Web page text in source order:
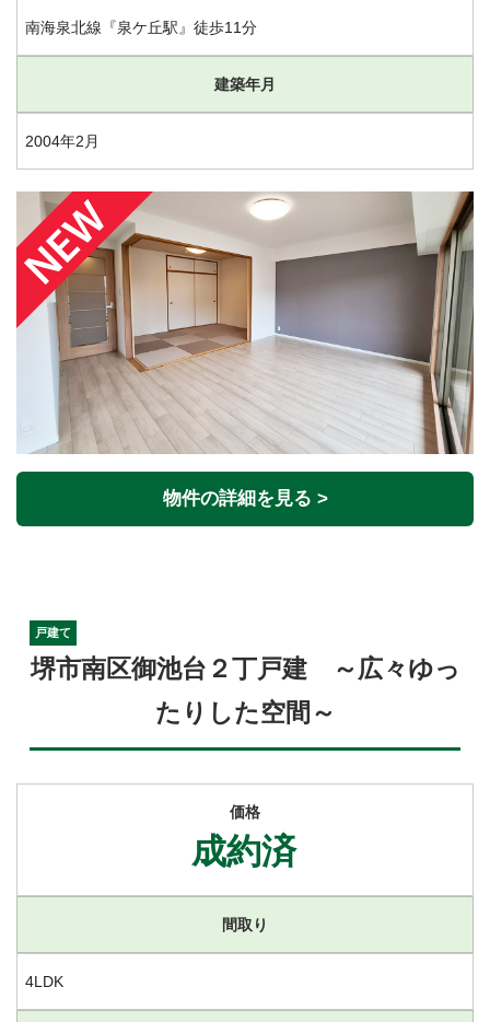
南海泉北線『泉ケ丘駅』徒歩11分
建築年月
2004年2月
物件の詳細を見る >
戸建て
堺市南区御池台２丁戸建 ～広々ゆっ
たりした空間～
価格
成約済
間取り
4LDK